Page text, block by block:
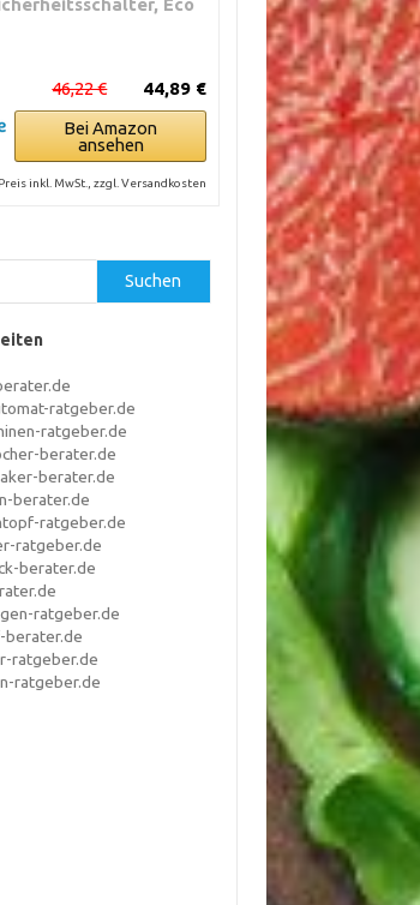
44,89 €
46,22 €
Bei Amazon
ansehen
Preis inkl. MwSt., zzgl. Versandkosten
Suchen
ratgeber.de
ratgeber.de
berater.de
berater.de
berater.de
ratgeber.de
ratgeber.de
berater.de
ratgeber.de
ratgeber.de
ratgeber.de